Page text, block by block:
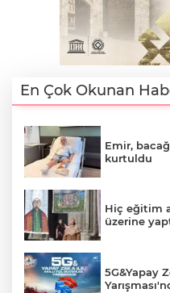
En Çok Okunan
Emir,
kurtuldu
Hiç eğitim
üzerine
5G&Yapay